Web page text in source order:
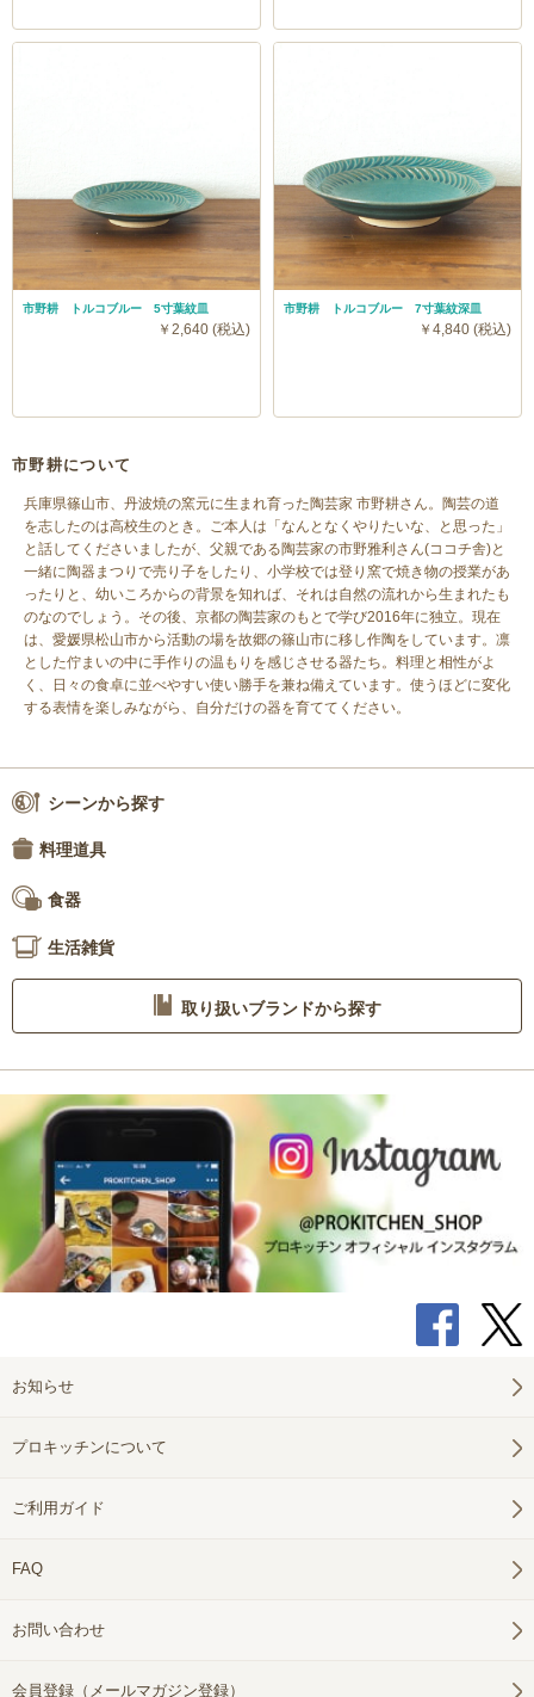
市野耕 トルコブルー 5寸葉紋皿
￥2,640 (税込)
市野耕 トルコブルー 7寸葉紋深皿
￥4,840 (税込)
市野耕について
兵庫県篠山市、丹波焼の窯元に生まれ育った陶芸家 市野耕さん。陶芸の道
を志したのは高校生のとき。ご本人は「なんとなくやりたいな、と思った」
と話してくださいましたが、父親である陶芸家の市野雅利さん(ココチ舎)と
一緒に陶器まつりで売り子をしたり、小学校では登り窯で焼き物の授業があ
ったりと、幼いころからの背景を知れば、それは自然の流れから生まれたも
のなのでしょう。その後、京都の陶芸家のもとで学び2016年に独立。現在
は、愛媛県松山市から活動の場を故郷の篠山市に移し作陶をしています。凛
とした佇まいの中に手作りの温もりを感じさせる器たち。料理と相性がよ
く、日々の食卓に並べやすい使い勝手を兼ね備えています。使うほどに変化
する表情を楽しみながら、自分だけの器を育ててください。
シーンから探す
料理道具
食器
生活雑貨
取り扱いブランドから探す
お知らせ
プロキッチンについて
ご利用ガイド
FAQ
お問い合わせ
会員登録（メールマガジン登録）